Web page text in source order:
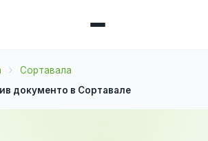
Сортавала
документо в Сортавале